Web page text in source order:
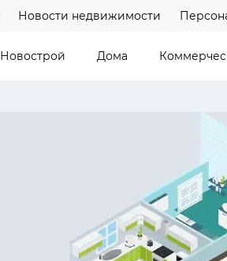
Новости недвижимости
Новострой Дома